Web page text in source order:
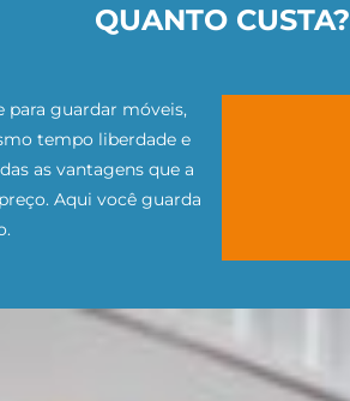
QUANTO CUSTA?
para guardar móveis,
tempo liberdade e
as vantagens que a
Aqui você guarda